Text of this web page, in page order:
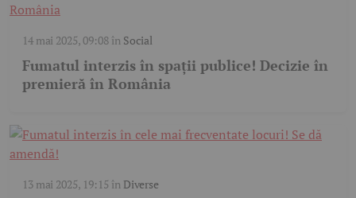
14 mai 2025, 09:08în Social
Fumatul interzis în spații publice! Decizie în
premieră în România
13 mai 2025, 19:15 în Diverse